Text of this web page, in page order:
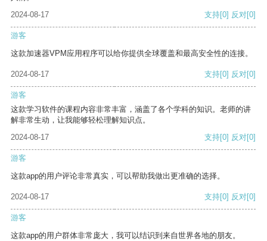
2024-08-17
支持[0] 反对[0]
游客
这款加速器VPM应用程序可以给你提供全球覆盖和最高安全性的连接。
2024-08-17 支持[0] 反对[0]
游客
这款学习软件的课程内容非常丰富，涵盖了各个学科的知识。老师的讲
解非常生动，让我能够轻松理解知识点。
2024-08-17
支持[0] 反对[0]
游客
这款app的用户评论非常真实，可以帮助我做出更准确的选择。
2024-08-17 支持[0] 反对[0]
游客
这款app的用户群体非常庞大，我可以结识到来自世界各地的朋友。